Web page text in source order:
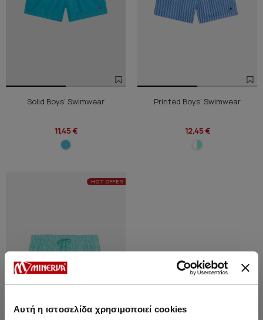
Αυτή η ιστοσελίδα χρησιμοποιεί cookies
Solid Boys' Swimwear
11,45 €
Printed Boys' Swimwear
12,45 €
HOT OFFER